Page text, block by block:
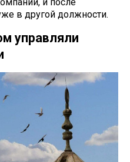
в другой должности.
управляли